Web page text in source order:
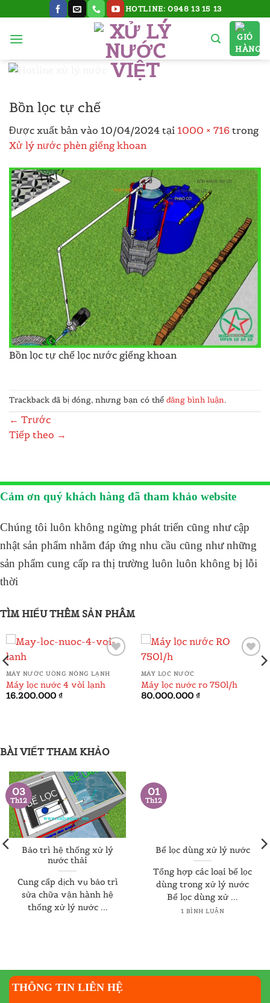
nội
HOTLINE: 0948 13 15 13
Bồn lọc tự chế
Được xuất bản vào 10/04/2024 tại 1000 × 716 trong
Xử lý nước phèn giếng khoan
Bồn lọc tự chế lọc nước giếng khoan
Trackback đã bị đóng, nhưng bạn có thể đăng bình luận.
← Trước
Tiếp theo →
Cảm ơn quý khách hàng đã tham khảo website
Chúng tôi luôn không ngừng phát triển cũng như cập
nhật sản phẩm nhằm đáp ứng nhu cầu cũng như những
sản phẩm cung cấp ra thị trường luôn luôn không bị lỗi
thời
TÌM HIỂU THÊM SẢN PHÂM
WISHLIST
MÁY NƯỚC UỐNG NÓNG LẠNH
Máy lọc nước 4 vòi lạnh
16.200.000 ₫
MÁY LỌC NƯỚC
Máy lọc nước ro 750l/h
80.000.000 ₫
BÀI VIẾT THAM KHẢO
Bảo trì hệ thống xử lý
nước thải
Cung cấp dịch vụ bảo trì
sửa chữa vận hành hệ
thống xử lý nước ...
03
Th12
Bể lọc dùng xử lý nước
Tổng hợp các loại bể lọc
dùng trong xử lý nước
Bể lọc dùng xử ...
1 BÌNH LUẬN
01
Th12
THÔNG TIN LIÊN HỆ